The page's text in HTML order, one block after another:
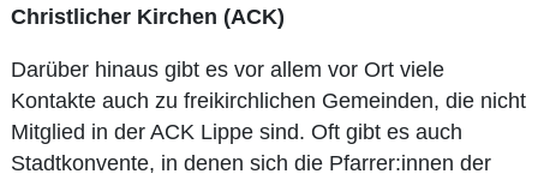
Christlicher Kirchen (ACK)
Darüber hinaus gibt es vor allem vor Ort viele
Kontakte auch zu freikirchlichen Gemeinden, die nicht
Mitglied in der ACK Lippe sind. Oft gibt es auch
Stadtkonvente, in denen sich die Pfarrer:innen der